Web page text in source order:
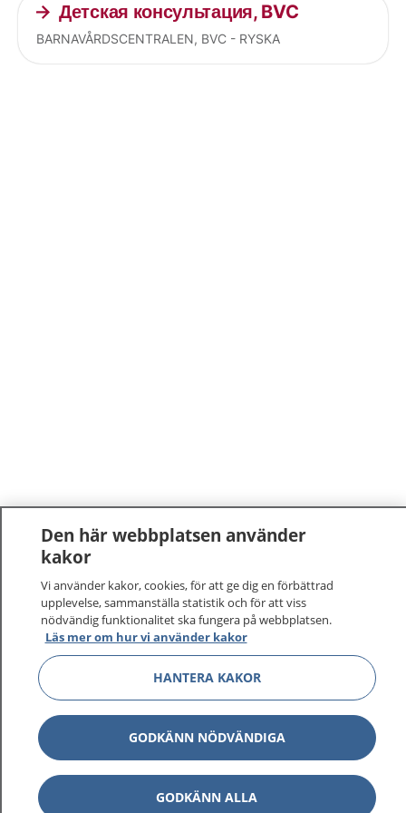
Детская консультация, BVC
BARNAVÅRDSCENTRALEN, BVC - RYSKA
1177–tryggt om din hälsa och vård
sjukdomar och vilka mottagningar du kan kontakta.
Logga in för att läsa din journal och göra dina
vårdärenden. Ring telefonnummer 1177 för
sjukvårdsrådgivning dygnet runt.
Den här webbplatsen använder
kakor
Vi använder kakor, cookies, för att ge dig en förbättrad
upplevelse, sammanställa statistik och för att viss
nödvändig funktionalitet ska fungera på webbplatsen.
Läs mer om hur vi använder kakor
HANTERA KAKOR
GODKÄNN NÖDVÄNDIGA
GODKÄNN ALLA